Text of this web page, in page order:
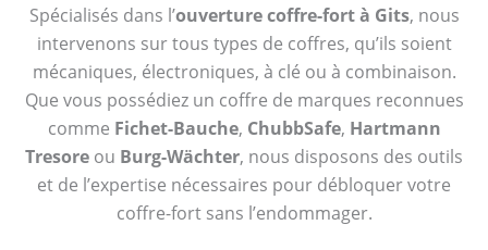
Spécialisés dans l’ouverture coffre-fort à Gits, nous
intervenons sur tous types de coffres, qu’ils soient
mécaniques, électroniques, à clé ou à combinaison.
Que vous possédiez un coffre de marques reconnues
comme Fichet-Bauche, ChubbSafe, Hartmann
Tresore ou Burg-Wächter, nous disposons des outils
et de l’expertise nécessaires pour débloquer votre
coffre-fort sans l’endommager.